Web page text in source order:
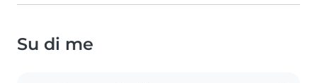
Su di me